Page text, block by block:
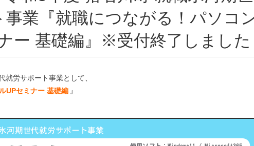
事業『就職につながる！パソコ
ー 基礎編』※受付終了しました
労サポート事業として、
UPセミナー 基礎編 』